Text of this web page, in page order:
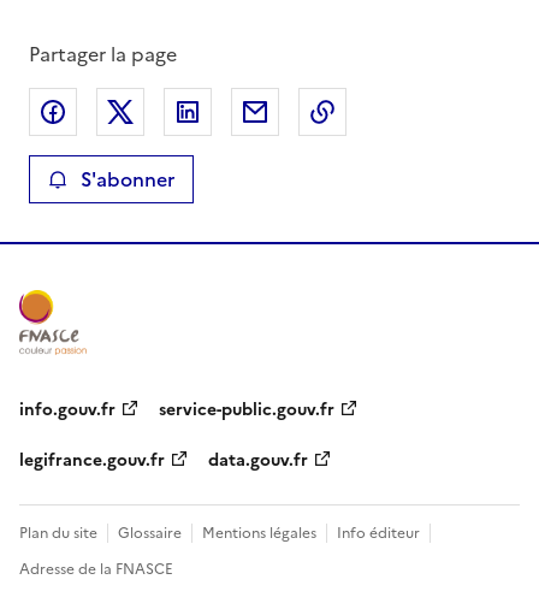
Partager la page
Partager sur Facebook
Partager sur XPartager sur LinkedIn
Partager par email
S'abonner
info.gouv.fr
service-public.gouv.fr
legifrance.gouv.fr
data.gouv.fr
Plan du site Glossaire Mentions légales
Info éditeur
Adresse de la FNASCE